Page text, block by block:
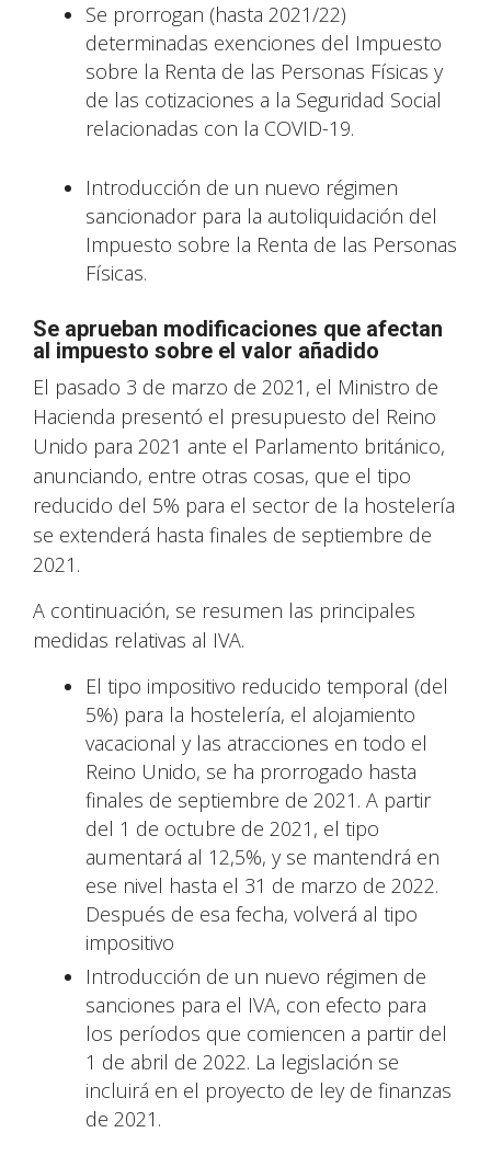
Se prorrogan (hasta 2021/22)
determinadas exenciones del Impuesto
sobre la Renta de las Personas Físicas y
de las cotizaciones a la Seguridad Social
relacionadas con la COVID-19.
Introducción de un nuevo régimen
sancionador para la autoliquidación del
Impuesto sobre la Renta de las Personas
Físicas.
Se aprueban modificaciones que afectan
al impuesto sobre el valor añadido
El pasado 3 de marzo de 2021, el Ministro de
Hacienda presentó el presupuesto del Reino
Unido para 2021 ante el Parlamento británico,
anunciando, entre otras cosas, que el tipo
reducido del 5% para el sector de la hostelería
se extenderá hasta finales de septiembre de
2021.
A continuación, se resumen las principales
medidas relativas al IVA.
El tipo impositivo reducido temporal (del
5%) para la hostelería, el alojamiento
vacacional y las atracciones en todo el
Reino Unido, se ha prorrogado hasta
finales de septiembre de 2021. A partir
del 1 de octubre de 2021, el tipo
aumentará al 12,5%, y se mantendrá en
ese nivel hasta el 31 de marzo de 2022.
Después de esa fecha, volverá al tipo
impositivo
Introducción de un nuevo régimen de
sanciones para el IVA, con efecto para
los períodos que comiencen a partir del
1 de abril de 2022. La legislación se
incluirá en el proyecto de ley de finanzas
de 2021.